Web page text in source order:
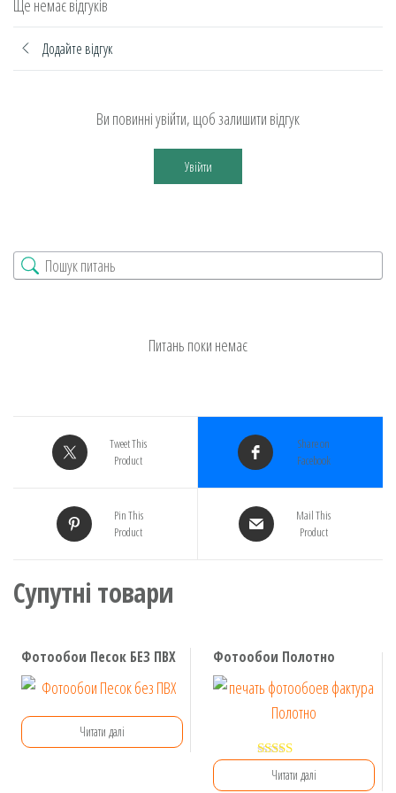
Ще немає відгуків
Додайте відгук
Ви повинні увійти, щоб залишити відгук
Увійти
Питань поки немає
Tweet This
Product
Share on
Facebook
Pin This
Product
Mail This
Product
Супутні товари
Фотообои Песок БЕЗ ПВХ
Читати далі
Фотообои Полотно
Оцінено в
5.00
Читати далі